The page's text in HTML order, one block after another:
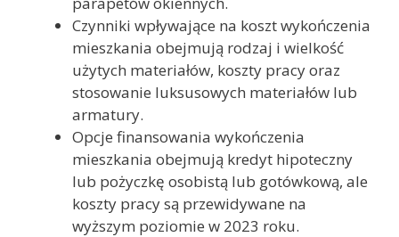
Czynniki wpływające na koszt wykończenia
mieszkania obejmują rodzaj i wielkość
użytych materiałów, koszty pracy oraz
stosowanie luksusowych materiałów lub
armatury.
Opcje finansowania wykończenia
mieszkania obejmują kredyt hipoteczny
lub pożyczkę osobistą lub gotówkową, ale
koszty pracy są przewidywane na
wyższym poziomie w 2023 roku.